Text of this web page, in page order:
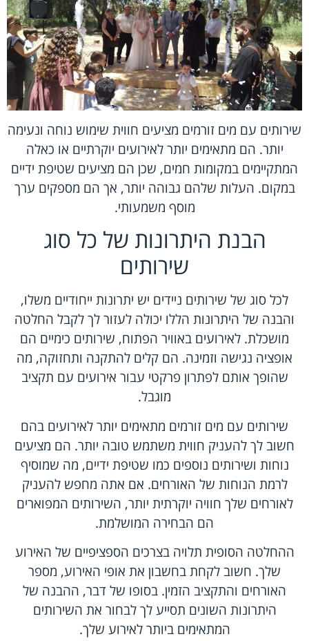
שירותים עם מים זורמים מציעים חווית שימוש נוחה ונעימה
יותר. הם מתאימים יותר לאירועים יוקרתיים או כאלה
המתקיימים במקומות חמים, שכן הם מציעים שטיפת ידיים
במקום. העלות שלהם גבוהה יותר, אך הם מספקים ערך
מוסף משמעותי.
הבנת היתרונות של כל סוג
שירותים
לכל סוג של שירותים ניידים יש יתרונות ייחודיים משלו,
והבנה של היתרונות הללו יכולה לעזור לך לקבל החלטה
מושכלת. לאירועים באוויר הפתוח, שירותים כימיים הם
אופציה נגישה וזמינה. הם קלים להתקנה ותחזוקה, מה
שהופך אותם לפתרון פרקטי עבור אירועים עם תקציב
מוגבל.
שירותים עם מים זורמים מתאימים יותר לאירועים בהם
חשוב לך להעניק חווית משתמש טובה יותר. הם מציעים
נוחות ושירותים נוספים כמו שטיפת ידיים, מה שמוסיף
לרמת הנוחות של האורחים. אם אתה מחפש להעניק
לאורחים שלך חוויה יוקרתית יותר, השירותים המפוארים
הם הבחירה המושלמת.
ההחלטה הסופית תלויה בצרכים הספציפיים של האירוע
שלך. חשוב לקחת בחשבון את אופי האירוע, מספר
האורחים והתקציב הזמין. בסופו של דבר, ההבנה של
היתרונות השונים תסייע לך לבחור את השירותים
המתאימים ביותר לאירוע שלך.